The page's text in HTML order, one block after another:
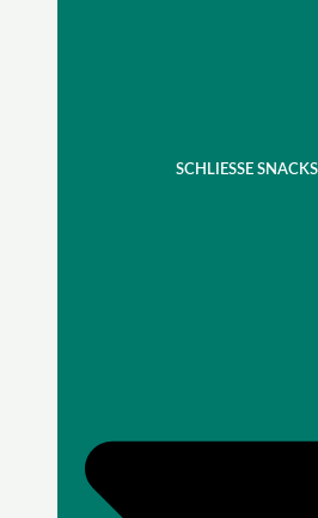
SCHLIESSE